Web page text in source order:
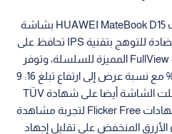
بالإضافة إلى ذلك، يتميز حاسوب HUAWEI MateBook D15 بشاشة
مقاس 15 بوصة عالية الدقة ومضادة للتوهج بتقنية IPS تحافظ على
تصميم شاشة العرض الكاملة - FullView المميزة للسلسلة، وتوفر
نسبة شاشة إلى هيكل تبلغ 87% مع نسبة عرض إلى ارتفاع تبلغ 16: 9
لتجربة سينمائية غامرة. لقد حصلت الشاشة أيضا على شهادة TÜV
Rheinland Low Blue Light وشهادات Flicker Free لتجربة مشاهدة
المنخفض على تقليل إجهاد